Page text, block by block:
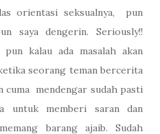
orientasi seksualnya, pun
saya dengerin. Seriously!!
kalau ada masalah akan
seorang teman bercerita
cuma mendengar sudah pasti
untuk memberi saran dan
barang ajaib. Sudah